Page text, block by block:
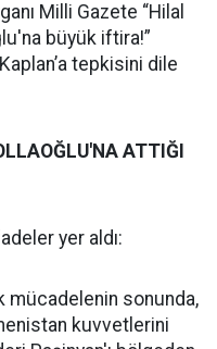
Milli Gazete “Hilal
büyük iftira!”
tepkisini dile
ATTIĞI
yer aldı:
mücadelenin sonunda,
kuvvetlerini